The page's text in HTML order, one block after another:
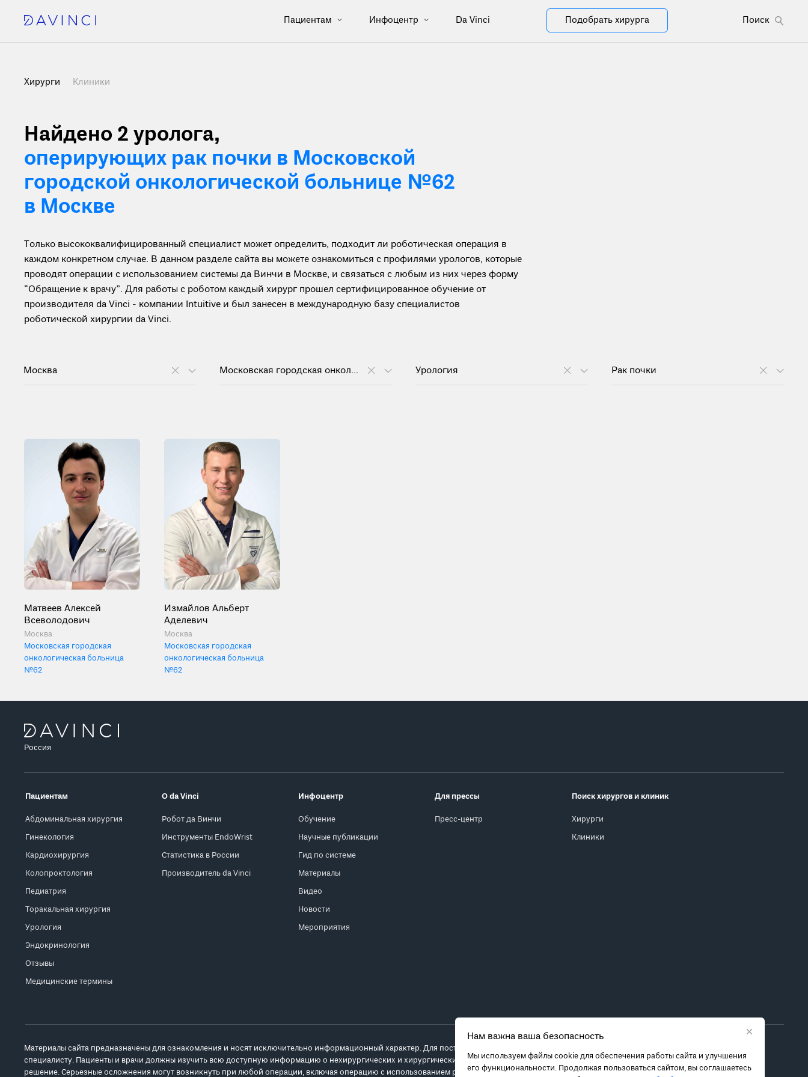
Пациентам Инфоцентр Da Vinci Подобрать хирурга Поиск
Хирурги Клиники
Найдено 2 уролога,
оперирующих рак почки в Московской
городской онкологической больнице №62
в Москве
Только высококвалифицированный специалист может определить, подходит ли роботическая операция в
каждом конкретном случае. В данном разделе сайта вы можете ознакомиться с профилями урологов, которые
проводят операции с использованием системы да Винчи в Москве, и связаться с любым из них через форму
“Обращение к врачу”. Для работы с роботом каждый хирург прошел сертифицированное обучение от
производителя da Vinci - компании Intuitive и был занесен в международную базу специалистов
роботической хирургии da Vinci.
Москва Московская городская онкологическая больница №62 Урология Рак почки
Матвеев Алексей
Всеволодович
Москва
Московская городская
онкологическая больница
№62
Измайлов Альберт
Аделевич
Москва
Московская городская
онкологическая больница
№62
×
Нам важна ваша безопасность
Мы используем файлы cookie для обеспечения работы сайта и улучшения
его функциональности. Продолжая пользоваться сайтом, вы соглашаетесь
Россия
Пациентам
Абдоминальная хирургия
Гинекология
Кардиохирургия
Колопроктология
Педиатрия
Торакальная хирургия
Урология
Эндокринология
Отзывы
Медицинские термины
О da Vinci
Робот да Винчи
Инструменты EndoWrist
Статистика в России
Производитель da Vinci
Инфоцентр
Обучение
Научные публикации
Гид по системе
Материалы
Видео
Новости
Мероприятия
Для прессы
Пресс-центр
Поиск хирургов и клиник
Хирурги
Клиники
Материалы сайта предназначены для ознакомления и носят исключительно информационный характер. Для постановки диагноза и выбора метода лечения обратитесь за консультацией к
специалисту. Пациенты и врачи должны изучить всю доступную информацию о нехирургических и хирургических вариантах лечения и связанных с ними рисках, чтобы принять обоснованное
решение. Серьезные осложнения могут возникнуть при любой операции, включая операцию с использованием робота da Vinci.